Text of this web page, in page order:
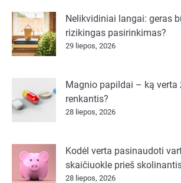
Nelikvidiniai langai: geras
rizikingas pasirinkimas?
29 liepos, 2026
Magnio papildai – ką verta
renkantis?
28 liepos, 2026
Kodėl verta pasinaudoti
skaičiuokle prieš
28 liepos, 2026